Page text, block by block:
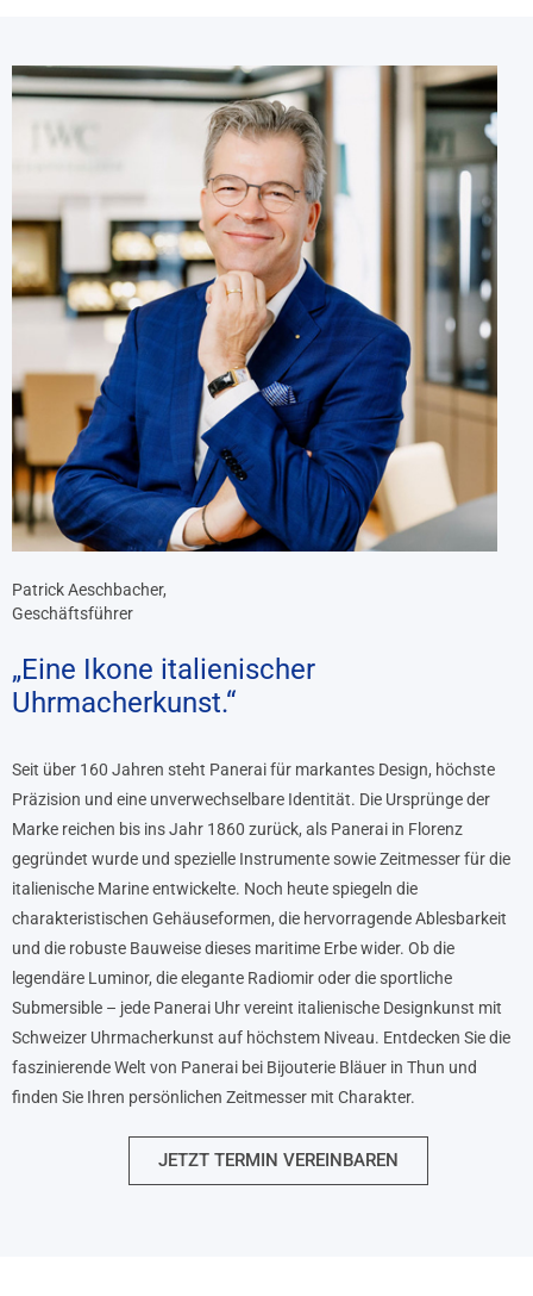
Patrick Aeschbacher,
Geschäftsführer
„Eine Ikone italienischer
Uhrmacherkunst.“
Seit über 160 Jahren steht Panerai für markantes Design, höchste
Präzision und eine unverwechselbare Identität. Die Ursprünge der
Marke reichen bis ins Jahr 1860 zurück, als Panerai in Florenz
gegründet wurde und spezielle Instrumente sowie Zeitmesser für die
italienische Marine entwickelte. Noch heute spiegeln die
charakteristischen Gehäuseformen, die hervorragende Ablesbarkeit
und die robuste Bauweise dieses maritime Erbe wider. Ob die
legendäre Luminor, die elegante Radiomir oder die sportliche
Submersible – jede Panerai Uhr vereint italienische Designkunst mit
Schweizer Uhrmacherkunst auf höchstem Niveau. Entdecken Sie die
faszinierende Welt von Panerai bei Bijouterie Bläuer in Thun und
finden Sie Ihren persönlichen Zeitmesser mit Charakter.
JETZT TERMIN VEREINBAREN